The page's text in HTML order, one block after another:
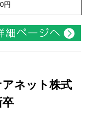
円
ネット株式
卒